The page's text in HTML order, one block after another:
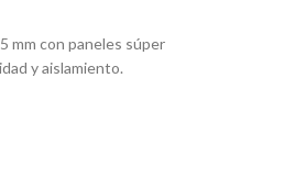
mm con paneles súper
y aislamiento.